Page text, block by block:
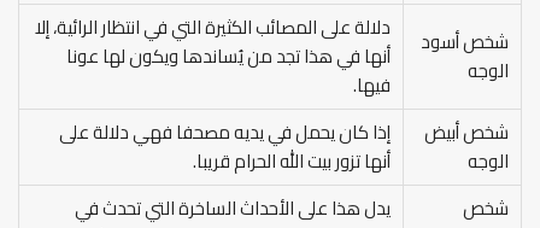
شخص أسود
الوجه
دلالة على المصائب الكثيرة التي في انتظار الرائية، إلا
أنها في هذا تجد من يُساندها ويكون لها عونا
فيها.
شخص أبيض
الوجه
إذا كان يحمل في يديه مصحفا فهي دلالة على
أنها تزور بيت الله الحرام قريبا.
شخص
يدل هذا على الأحداث الساخرة التي تحدث في